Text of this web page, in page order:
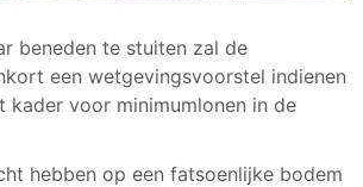
beneden te stuiten zal de
een wetgevingsvoorstel indienen
kader voor minimumlonen in de
hebben op een fatsoenlijke bodem